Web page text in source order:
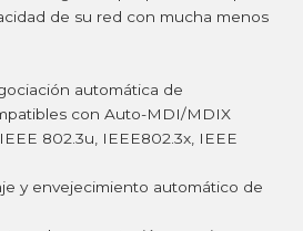
de su red con mucha menos
automática de
con Auto-MDI/MDIX
802.3u, IEEE802.3x, IEEE
y envejecimiento automático de